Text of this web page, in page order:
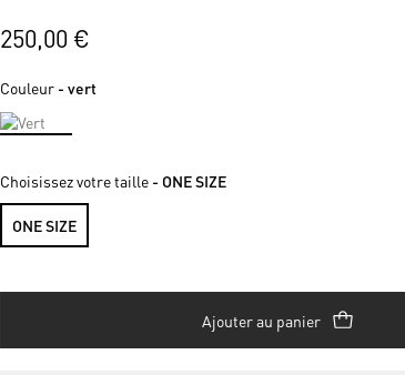
250,00 €
Couleur - vert
Choisissez votre taille - ONE SIZE
ONE SIZE
Ajouter au panier